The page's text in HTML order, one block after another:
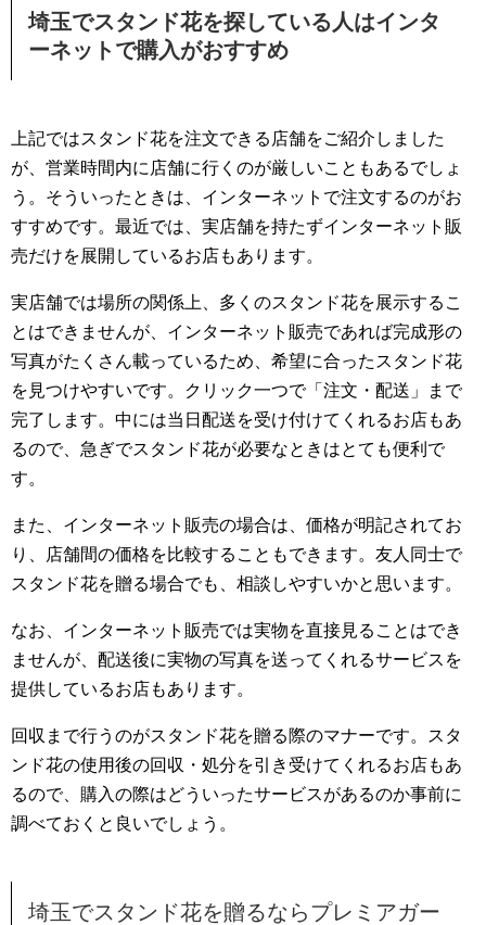
埼玉でスタンド花を探している人はインタ
ーネットで購入がおすすめ
上記ではスタンド花を注文できる店舗をご紹介しました
が、営業時間内に店舗に行くのが厳しいこともあるでしょ
う。そういったときは、インターネットで注文するのがお
すすめです。最近では、実店舗を持たずインターネット販
売だけを展開しているお店もあります。
実店舗では場所の関係上、多くのスタンド花を展示するこ
とはできませんが、インターネット販売であれば完成形の
写真がたくさん載っているため、希望に合ったスタンド花
を見つけやすいです。クリック一つで「注文・配送」まで
完了します。中には当日配送を受け付けてくれるお店もあ
るので、急ぎでスタンド花が必要なときはとても便利で
す。
また、インターネット販売の場合は、価格が明記されてお
り、店舗間の価格を比較することもできます。友人同士で
スタンド花を贈る場合でも、相談しやすいかと思います。
なお、インターネット販売では実物を直接見ることはでき
ませんが、配送後に実物の写真を送ってくれるサービスを
提供しているお店もあります。
回収まで行うのがスタンド花を贈る際のマナーです。スタ
ンド花の使用後の回収・処分を引き受けてくれるお店もあ
るので、購入の際はどういったサービスがあるのか事前に
調べておくと良いでしょう。
埼玉でスタンド花を贈るならプレミアガー